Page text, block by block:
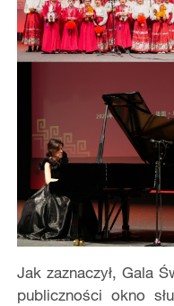
Jak zaznaczył, Gala
publiczności okno